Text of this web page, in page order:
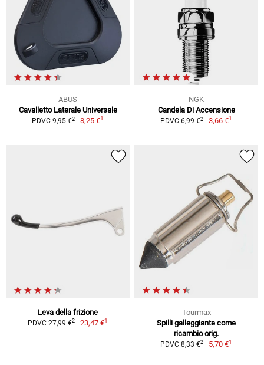
ABUS
Cavalletto Laterale Universale
PDVC 9,95 €2 8,25 €1
NGK
Candela Di Accensione
PDVC 6,99 €2 3,66 €1
Leva della frizione
PDVC 27,99 €2 23,47 €1
Tourmax
Spilli galleggiante come
ricambio orig.
PDVC 8,33 €2 5,70 €1